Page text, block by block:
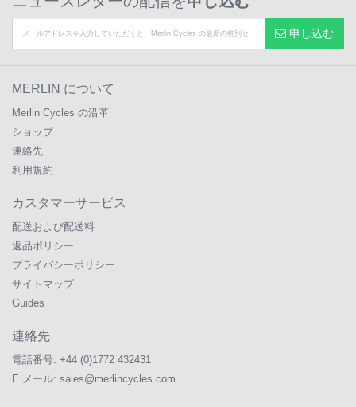
申し込む
MERLIN について
Merlin Cycles の沿革
ショップ
連絡先
利用規約
カスタマーサービス
配送および配送料
返品ポリシー
プライバシーポリシー
サイトマップ
Guides
連絡先
電話番号: +44 (0)1772 432431
E メール: sales@merlincycles.com